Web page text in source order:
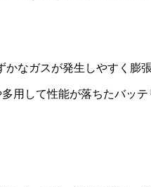
なガスが発生しやすく膨
用して性能が落ちたバッ